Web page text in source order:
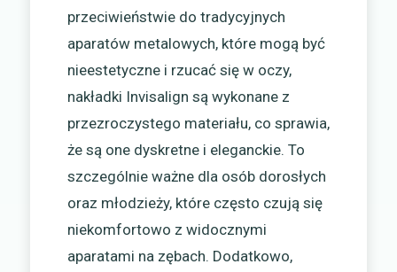
przeciwieństwie do tradycyjnych
aparatów metalowych, które mogą być
nieestetyczne i rzucać się w oczy,
nakładki Invisalign są wykonane z
przezroczystego materiału, co sprawia,
że są one dyskretne i eleganckie. To
szczególnie ważne dla osób dorosłych
oraz młodzieży, które często czują się
niekomfortowo z widocznymi
aparatami na zębach. Dodatkowo,